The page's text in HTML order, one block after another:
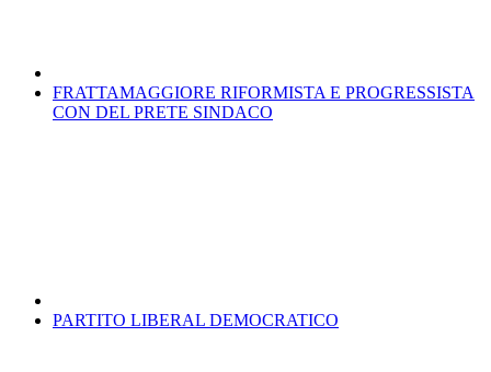
FRATTAMAGGIORE RIFORMISTA E PROGRESSISTA
CON DEL PRETE SINDACO
PARTITO LIBERAL DEMOCRATICO